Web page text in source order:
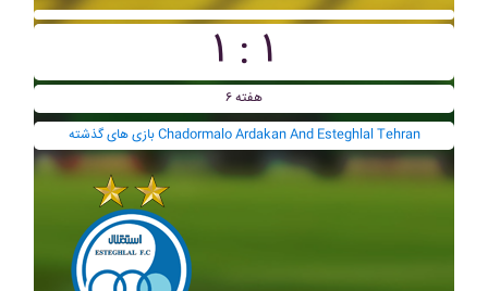
۱ : ۱
هفته ۶
بازی های گذشته Chadormalo Ardakan And Esteghlal Tehran